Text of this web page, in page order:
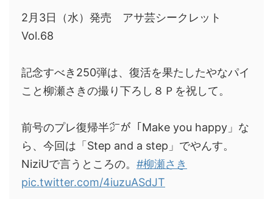
2月3日（水）発売 アサ芸シークレット
Vol.68
記念すべき250弾は、復活を果たしたやなパイ
こと柳瀬さきの撮り下ろし８Ｐを祝して。
前号のプレ復帰半㌻が「Make you happy」な
ら、今回は「Step and a step」でやんす。
NiziUで言うところの。 #柳瀬さき
pic.twitter.com/4iuzuASdJT